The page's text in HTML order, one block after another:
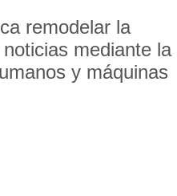
remodelar la
mediante la
y máquinas